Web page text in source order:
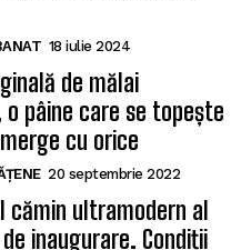
18 iulie 2024
de mălai
o pâine care se topește
cu orice
20 septembrie 2022
cămin ultramodern al
inaugurare. Condiții